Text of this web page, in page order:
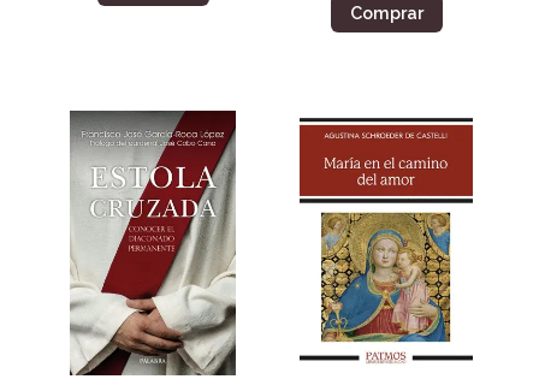
Comprar